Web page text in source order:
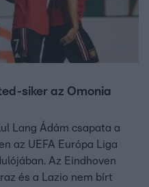
siker az Omonia
Lang Ádám csapata a
az UEFA Európa Liga
Az Eindhoven
és a Lazio nem bírt